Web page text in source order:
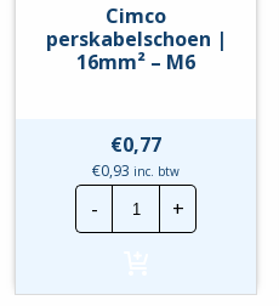
Cimco
perskabelschoen |
16mm² – M6
€0,77
€0,93 inc. btw
-
Cimco
perskabelschoen
|
M6
+